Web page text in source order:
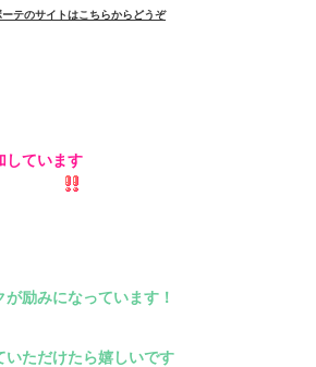
テのサイトはこちらからどうぞ
しています
励みになっています！
ただけたら嬉しいです